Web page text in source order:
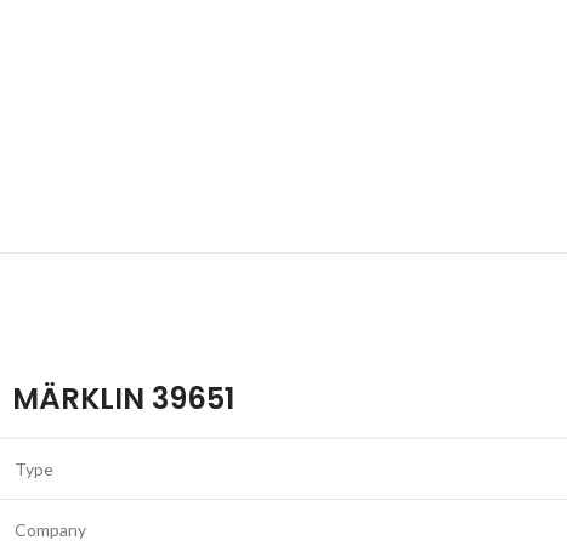
MÄRKLIN 39651
Type
Company